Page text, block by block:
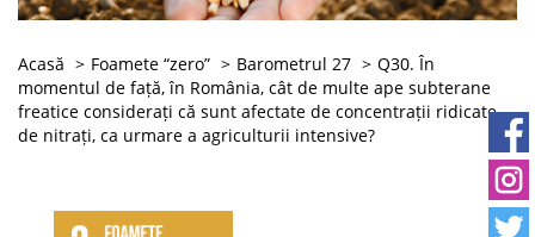
Acasă Foamete “zero” Barometrul 27
Q30. În
momentul de față, în România, cât de multe ape subterane
freatice considerați că sunt afectate de concentrații ridicate
de nitrați, ca urmare a agriculturii intensive?